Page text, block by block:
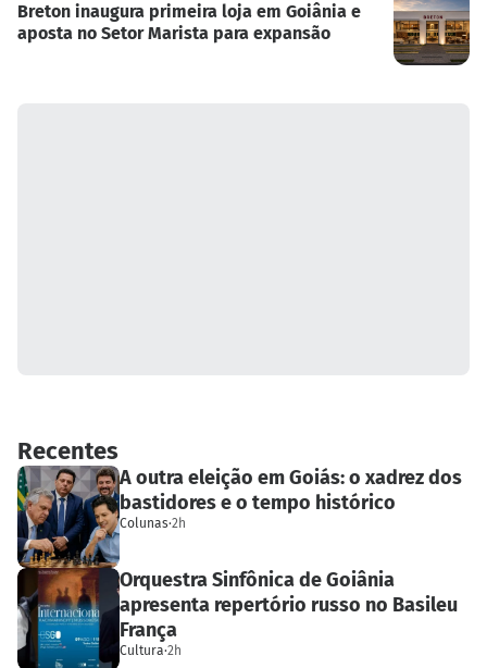
Breton inaugura primeira loja em Goiânia e
aposta no Setor Marista para expansão
Recentes
A outra eleição em Goiás: o xadrez dos
bastidores e o tempo histórico
Colunas·2h
Orquestra Sinfônica de Goiânia
apresenta repertório russo no Basileu
França
Cultura·2h